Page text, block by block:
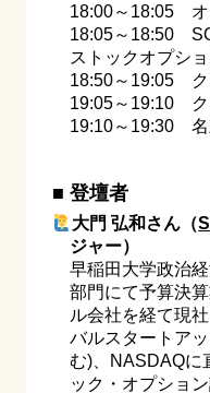
18:00～18:05 オ
18:05～18:50
ストックオプシ
18:50～19:05 ク
19:05～19:10 ク
19:10～19:30 名
■ 登壇者
大門 弘和さん（
ジャー）
早稲田大学政治
部門にて予算決
ル会社を経て現
バルスタートア
む)、NASDAQに
ック・オプショ